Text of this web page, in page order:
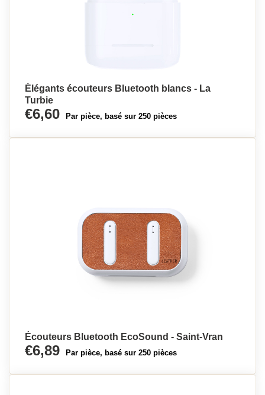
Élégants écouteurs Bluetooth blancs - La
Turbie
€6,60 Par pièce, basé sur 250 pièces
Écouteurs Bluetooth EcoSound - Saint-Vran
€6,89 Par pièce, basé sur 250 pièces